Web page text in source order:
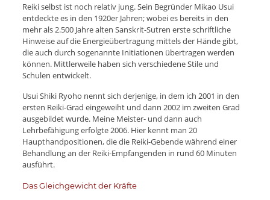
Reiki selbst ist noch relativ jung. Sein Begründer Mikao Usui
entdeckte es in den 1920er Jahren; wobei es bereits in den
mehr als 2.500 Jahre alten Sanskrit-Sutren erste schriftliche
Hinweise auf die Energieübertragung mittels der Hände gibt,
die auch durch sogenannte Initiationen übertragen werden
können. Mittlerweile haben sich verschiedene Stile und
Schulen entwickelt.
Usui Shiki Ryoho nennt sich derjenige, in dem ich 2001 in den
ersten Reiki-Grad eingeweiht und dann 2002 im zweiten Grad
ausgebildet wurde. Meine Meister- und dann auch
Lehrbefähigung erfolgte 2006. Hier kennt man 20
Haupthandpositionen, die die Reiki-Gebende während einer
Behandlung an der Reiki-Empfangenden in rund 60 Minuten
ausführt.
Das Gleichgewicht der Kräfte